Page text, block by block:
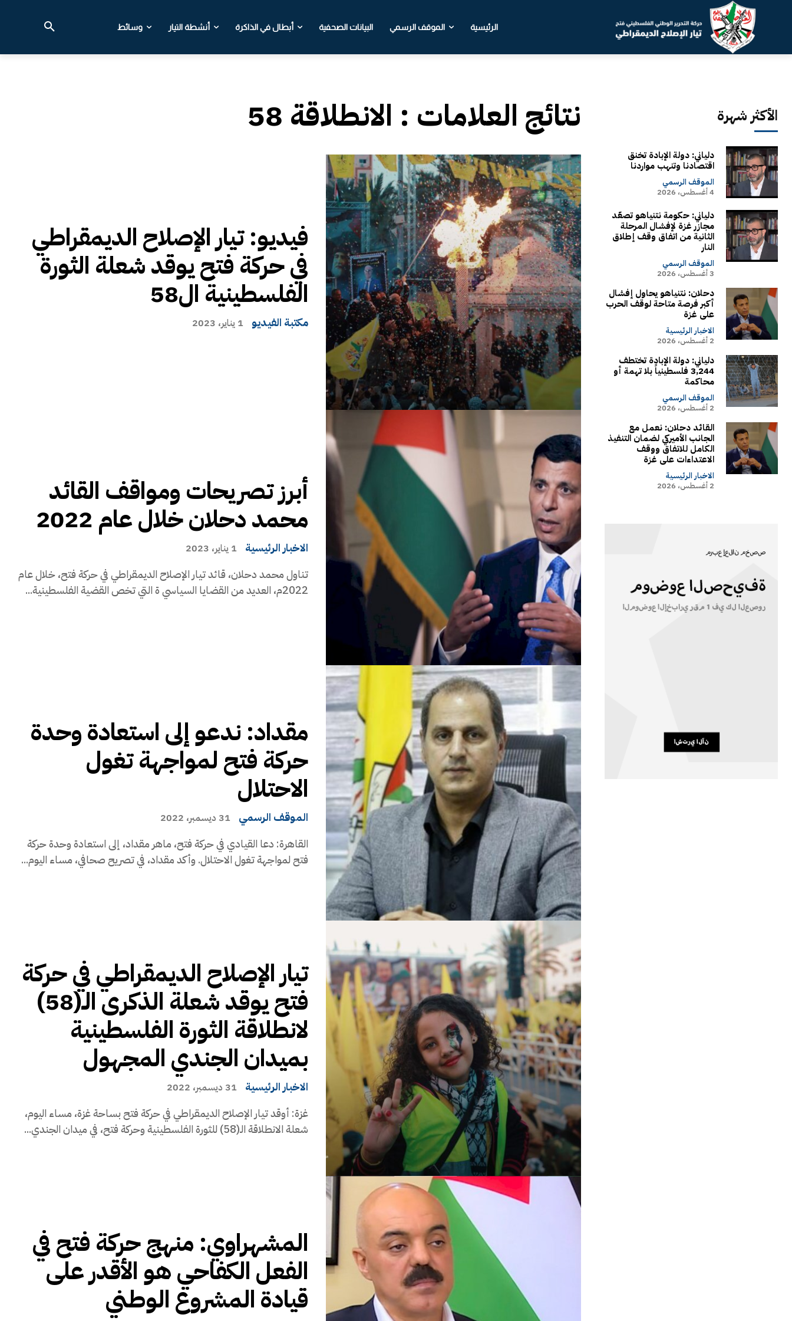
الرئيسية الموقف الرسمي البيانات الصحفية أبطال في الذاكرة أنشطة التيار وسائط
نتائج العلامات : الانطلاقة 58
فيديو: تيار الإصلاح الديمقراطي
في حركة فتح يوقد شعلة الثورة
الفلسطينية ال58
مكتبة الفيديو 1 يناير، 2023
أبرز تصريحات ومواقف القائد
محمد دحلان خلال عام 2022
الاخبار الرئيسية 1 يناير، 2023
تناول محمد دحلان، قائد تيار الإصلاح الديمقراطي في حركة فتح، خلال عام
2022م، العديد من القضايا السياسي ة التي تخص القضية الفلسطينية...
مقداد: ندعو إلى استعادة وحدة
حركة فتح لمواجهة تغول
الاحتلال
الموقف الرسمي 31 ديسمبر، 2022
القاهرة: دعا القيادي في حركة فتح، ماهر مقداد، إلى استعادة وحدة حركة
فتح لمواجهة تغول الاحتلال. وأكد مقداد، في تصريح صحافي، مساء اليوم...
تيار الإصلاح الديمقراطي في حركة
فتح يوقد شعلة الذكرى الـ(58)
لانطلاقة الثورة الفلسطينية
بميدان الجندي المجهول
الاخبار الرئيسية 31 ديسمبر، 2022
غزة: أوقد تيار الإصلاح الديمقراطي في حركة فتح بساحة غزة، مساء اليوم،
شعلة الانطلاقة الـ(58) للثورة الفلسطينية وحركة فتح، في ميدان الجندي...
المشهراوي: منهج حركة فتح في
الفعل الكفاحي هو الأقدر على
قيادة المشروع الوطني
الأكثر شهرة
دلياني: دولة الإبادة تخنق
اقتصادنا وتنهب مواردنا
الموقف الرسمي
4 أغسطس، 2026
دلياني: حكومة نتنياهو تصعّد
مجازر غزة لإفشال المرحلة
الثانية من اتفاق وقف إطلاق
النار
الموقف الرسمي
3 أغسطس، 2026
دحلان: نتنياهو يحاول إفشال
أكبر فرصة متاحة لوقف الحرب
على غزة
الاخبار الرئيسية
2 أغسطس، 2026
دلياني: دولة الإبادة تختطف
3,244 فلسطينياً بلا تهمة أو
محاكمة
الموقف الرسمي
2 أغسطس، 2026
القائد دحلان: نعمل مع
الجانب الأميركي لضمان التنفيذ
الكامل للاتفاق ووقف
الاعتداءات على غزة
الاخبار الرئيسية
2 أغسطس، 2026